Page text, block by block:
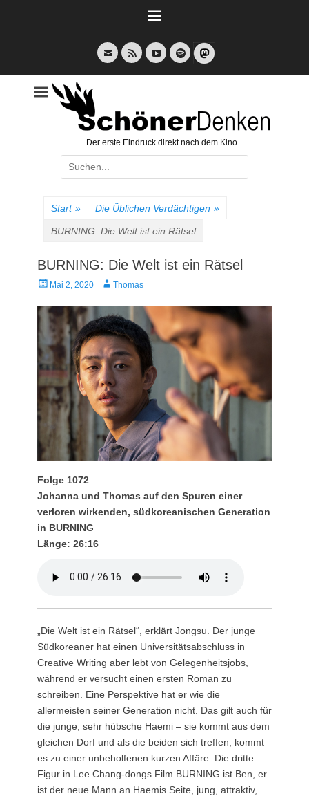
E-
Mail
Feed YouTubeSpotify
Der erste Eindruck direkt nach dem Kino
Suche
nach:
Start » Die Üblichen Verdächtigen »
BURNING: Die Welt ist ein Rätsel
BURNING: Die Welt ist ein Rätsel
Veröffentlicht
Mai 2, 2020 AutorThomas
Folge 1072
Johanna und Thomas auf den Spuren einer
verloren wirkenden, südkoreanischen Generation
in BURNING
Länge: 26:16
„Die Welt ist ein Rätsel“, erklärt Jongsu. Der junge
Südkoreaner hat einen Universitätsabschluss in
Creative Writing aber lebt von Gelegenheitsjobs,
während er versucht einen ersten Roman zu
schreiben. Eine Perspektive hat er wie die
allermeisten seiner Generation nicht. Das gilt auch für
die junge, sehr hübsche Haemi – sie kommt aus dem
gleichen Dorf und als die beiden sich treffen, kommt
es zu einer unbeholfenen kurzen Affäre. Die dritte
Figur in Lee Chang-dongs Film BURNING ist Ben, er
ist der neue Mann an Haemis Seite, jung, attraktiv,